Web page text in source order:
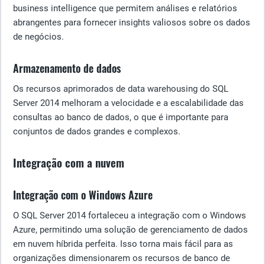
business intelligence que permitem análises e relatórios
abrangentes para fornecer insights valiosos sobre os dados
de negócios.
Armazenamento de dados
Os recursos aprimorados de data warehousing do SQL
Server 2014 melhoram a velocidade e a escalabilidade das
consultas ao banco de dados, o que é importante para
conjuntos de dados grandes e complexos.
Integração com a nuvem
Integração com o Windows Azure
O SQL Server 2014 fortaleceu a integração com o Windows
Azure, permitindo uma solução de gerenciamento de dados
em nuvem híbrida perfeita. Isso torna mais fácil para as
organizações dimensionarem os recursos de banco de